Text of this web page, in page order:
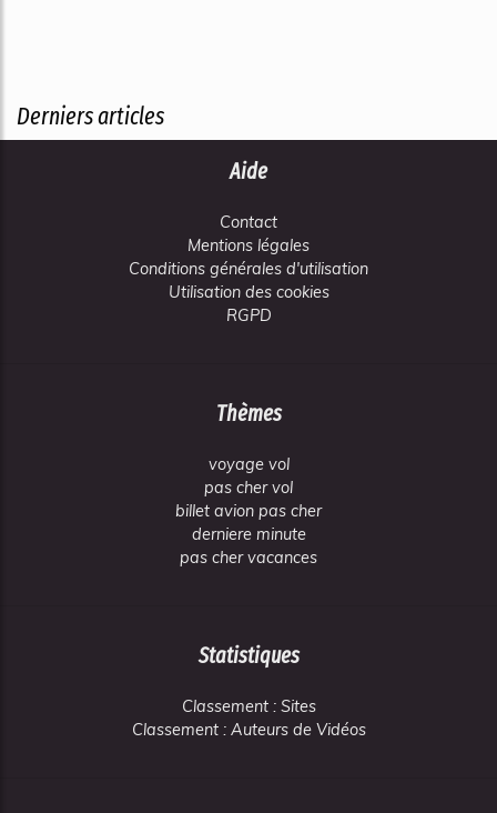
Derniers articles
Aide
Contact
Mentions légales
Conditions générales d'utilisation
Utilisation des cookies
RGPD
Thèmes
voyage vol
pas cher vol
billet avion pas cher
derniere minute
pas cher vacances
Statistiques
Classement : Sites
Classement : Auteurs de Vidéos